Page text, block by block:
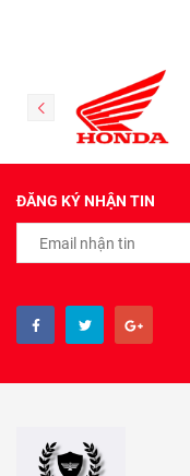
ĐĂNG KÝ NHẬN TIN